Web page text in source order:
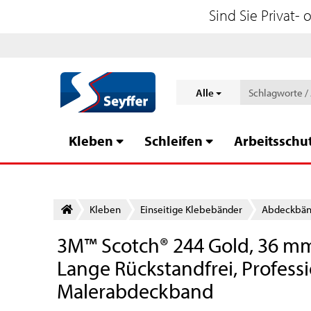
Alle
Sind Sie Privat-
Kleben Schleifen
Kleben Einseitige Klebebänder
3M™ Scotch® 244 Gold, 36
Lange Rückstandfrei,
Malerabdeckband